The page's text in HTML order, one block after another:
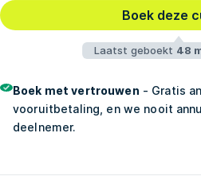
Boek deze
Laatst geboekt 48
Boek met vertrouwen - Gratis
vooruitbetaling, en we nooit
deelnemer.